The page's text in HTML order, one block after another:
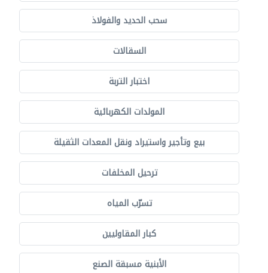
سحب الحديد والفولاذ
السقالات
اختبار التربة
المولدات الكهربائية
بيع وتأجير واستيراد ونقل المعدات الثقيلة
ترحيل المخلفات
تسرّب المياه
كبار المقاوليين
الأبنية مسبقة الصنع